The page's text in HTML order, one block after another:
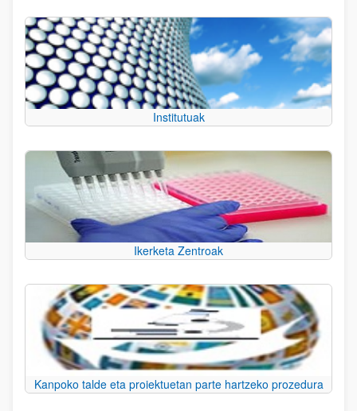
Institutuak
Ikerketa Zentroak
Kanpoko talde eta proiektuetan parte hartzeko prozedura